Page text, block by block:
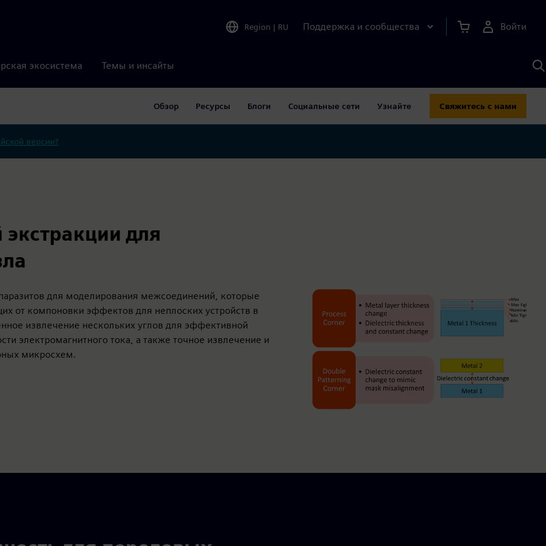
Region | RU Поддержка и сообщества Войти
экосистема Темы и инсайты
Обзор Ресурсы Блоги Социальные сети Узнайте Свяжитесь с нами
версии?
для
для моделирования межсоединений, которые
от компоновки эффектов для неплоских устройств в
извлечение нескольких углов для эффективной
электромагнитного тока, а также точное извлечение и
микросхем.